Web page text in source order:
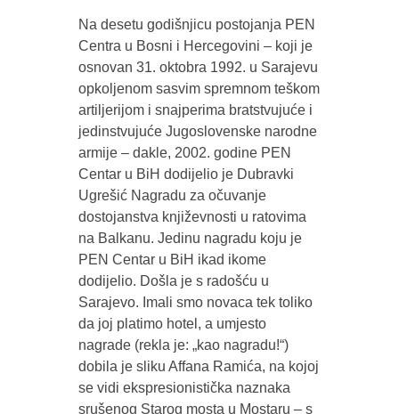
Na desetu godišnjicu postojanja PEN
Centra u Bosni i Hercegovini – koji je
osnovan 31. oktobra 1992. u Sarajevu
opkoljenom sasvim spremnom teškom
artiljerijom i snajperima bratstvujuće i
jedinstvujuće Jugoslovenske narodne
armije – dakle, 2002. godine PEN
Centar u BiH dodijelio je Dubravki
Ugrešić Nagradu za očuvanje
dostojanstva književnosti u ratovima
na Balkanu. Jedinu nagradu koju je
PEN Centar u BiH ikad ikome
dodijelio. Došla je s radošću u
Sarajevo. Imali smo novaca tek toliko
da joj platimo hotel, a umjesto
nagrade (rekla je: „kao nagradu!“)
dobila je sliku Affana Ramića, na kojoj
se vidi ekspresionistička naznaka
srušenog Starog mosta u Mostaru – s